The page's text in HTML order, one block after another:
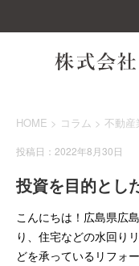
HOME > コラム > 不動産
投稿日：2022年8月30日
投資を目的とし
こんにちは！広島県広
り、住宅などの水回り
どを承っているリフォ